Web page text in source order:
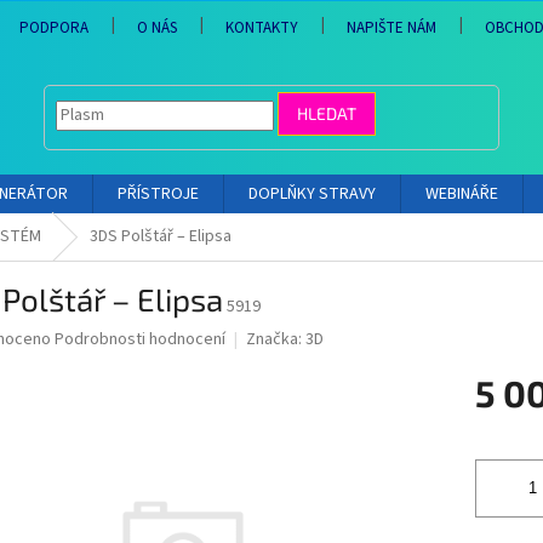
PODPORA O NÁS KONTAKTY NAPIŠTE NÁM
HLEDAT
PŘÍSTROJE DOPLŇKY STRAVY WEBINÁŘE
3DS Polštář – Elipsa
Polštář – Elipsa5919
Podrobnosti hodnocení Značka: 3D
5
cena: